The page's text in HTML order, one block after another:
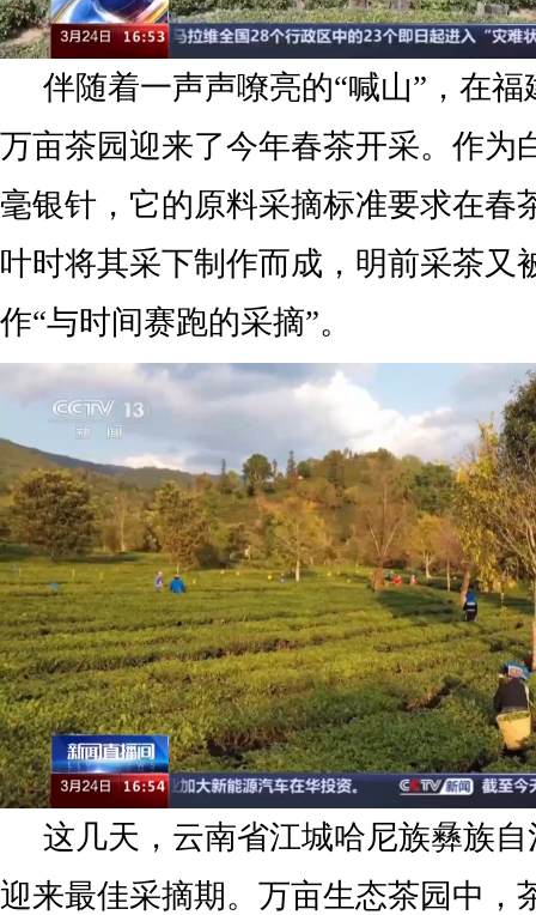
伴随着一声声嘹亮的“喊山”，在
万亩茶园迎来了今年春茶开采。作为
毫银针，它的原料采摘标准要求在春
叶时将其采下制作而成，明前采茶又
作“与时间赛跑的采摘”。
这几天，云南省江城哈尼族彝族
迎来最佳采摘期。万亩生态茶园中，